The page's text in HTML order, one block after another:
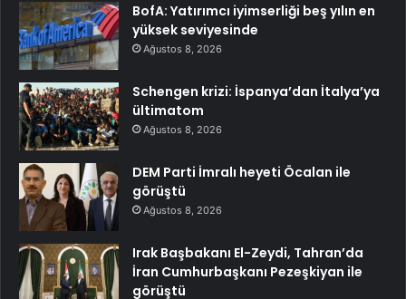
BofA: Yatırımcı iyimserliği beş yılın en
yüksek seviyesinde
Ağustos 8, 2026
Schengen krizi: İspanya’dan İtalya’ya
ültimatom
Ağustos 8, 2026
DEM Parti İmralı heyeti Öcalan ile
görüştü
Ağustos 8, 2026
Irak Başbakanı El-Zeydi, Tahran’da
İran Cumhurbaşkanı Pezeşkiyan ile
görüştü